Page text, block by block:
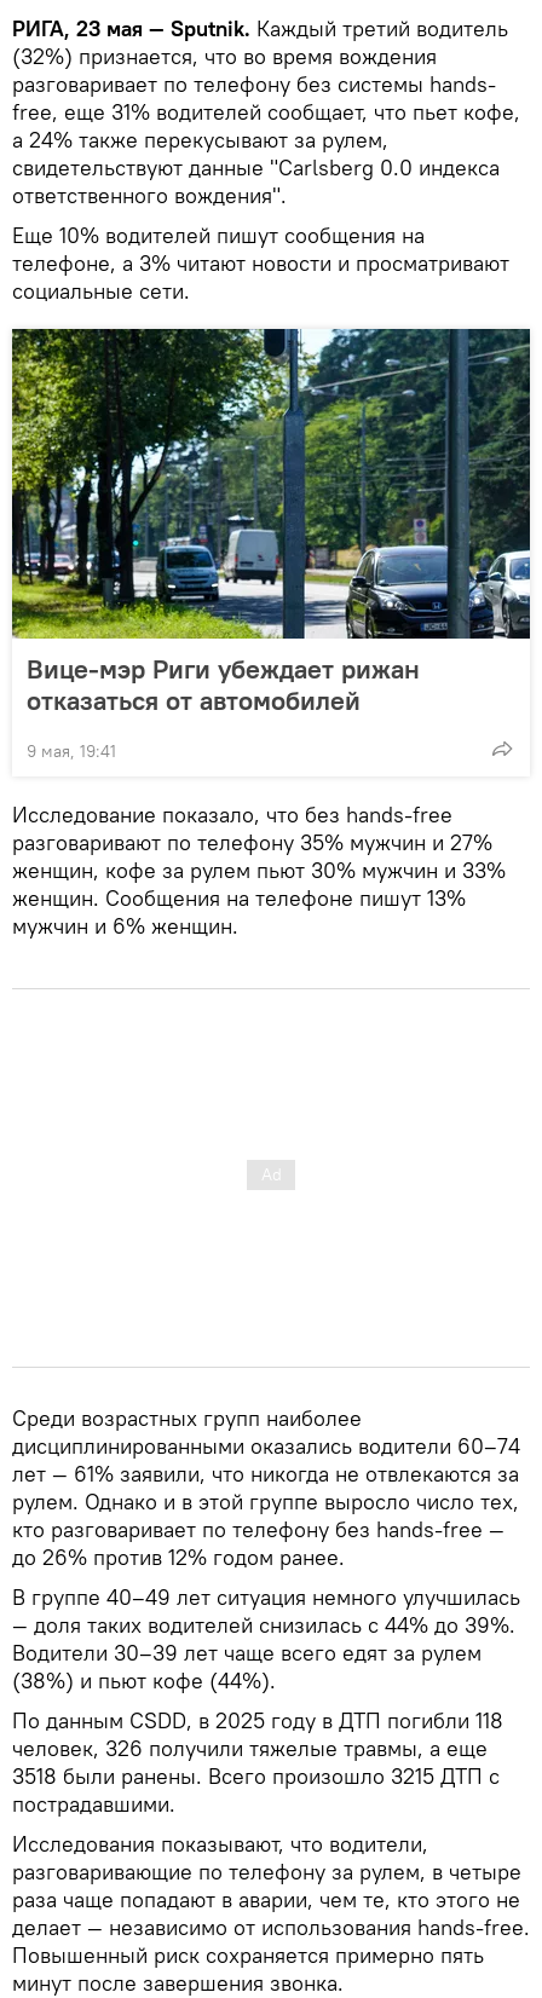
РИГА, 23 мая — Sputnik. Каждый третий водитель
(32%) признается, что во время вождения
разговаривает по телефону без системы hands-
free, еще 31% водителей сообщает, что пьет кофе,
а 24% также перекусывают за рулем,
свидетельствуют данные "Carlsberg 0.0 индекса
ответственного вождения".
Еще 10% водителей пишут сообщения на
телефоне, а 3% читают новости и просматривают
социальные сети.
Вице-мэр Риги убеждает рижан
отказаться от автомобилей
9 мая, 19:41
Исследование показало, что без hands-free
разговаривают по телефону 35% мужчин и 27%
женщин, кофе за рулем пьют 30% мужчин и 33%
женщин. Сообщения на телефоне пишут 13%
мужчин и 6% женщин.
Среди возрастных групп наиболее
дисциплинированными оказались водители 60–74
лет — 61% заявили, что никогда не отвлекаются за
рулем. Однако и в этой группе выросло число тех,
кто разговаривает по телефону без hands-free —
до 26% против 12% годом ранее.
В группе 40–49 лет ситуация немного улучшилась
— доля таких водителей снизилась с 44% до 39%.
Водители 30–39 лет чаще всего едят за рулем
(38%) и пьют кофе (44%).
По данным CSDD, в 2025 году в ДТП погибли 118
человек, 326 получили тяжелые травмы, а еще
3518 были ранены. Всего произошло 3215 ДТП с
пострадавшими.
Исследования показывают, что водители,
разговаривающие по телефону за рулем, в четыре
раза чаще попадают в аварии, чем те, кто этого не
делает — независимо от использования hands-free.
Повышенный риск сохраняется примерно пять
минут после завершения звонка.